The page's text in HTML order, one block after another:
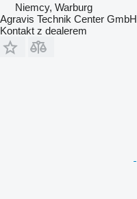
Niemcy, Warburg
Agravis Technik Center GmbH
Kontakt z dealerem